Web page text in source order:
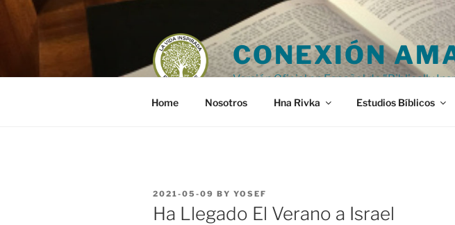
Skip
CONEXIÓN
Versión Oficial en Español de "Biblically
Home Nosotros Hna Rivka Estudios Bíblicos
POSTED
ON
2021-05-09 BY YOSEF
Ha Llegado El Verano a Israel